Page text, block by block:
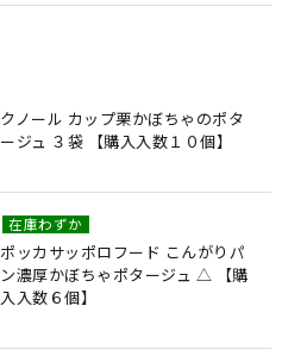
クノール カップ栗かぼちゃのポタ
ージュ ３袋 【購入入数１０個】
ポッカサッポロフード こんがりパ
ン濃厚かぼちゃポタージュ △ 【購
入入数６個】
在庫わずか